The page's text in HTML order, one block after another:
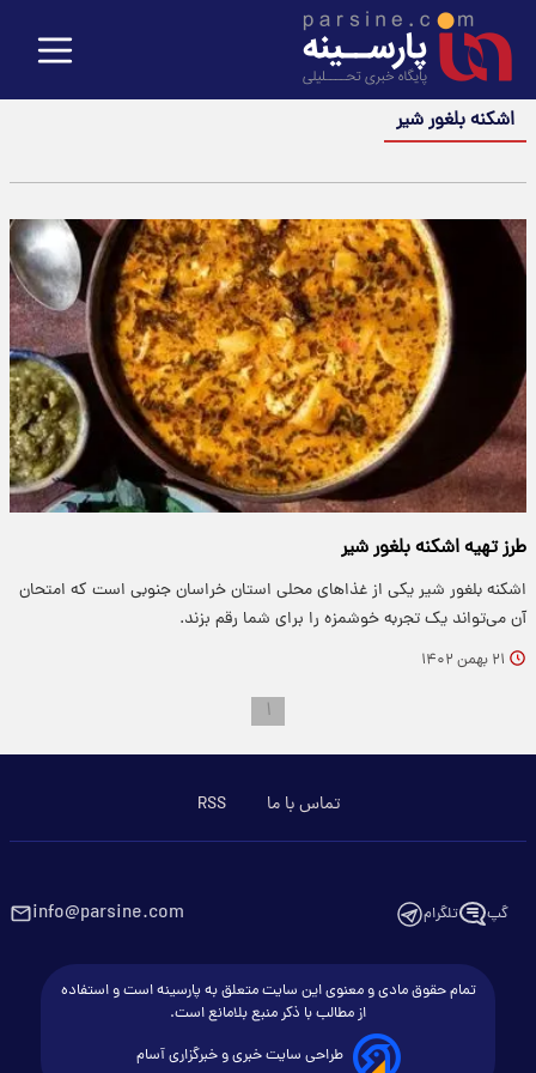
اشکنه بلغور شیر
طرز تهیه اشکنه بلغور شیر
اشکنه بلغور شیر یکی از غذاهای محلی استان خراسان جنوبی است که امتحان
آن می‌تواند یک تجربه خوشمزه را برای شما رقم بزند.
۲۱ بهمن ۱۴۰۲
۱
تماس با ما RSS
گپ تلگرام info@parsine.com
تمام حقوق مادی و معنوی این سایت متعلق به پارسینه است و استفاده
از مطالب با ذکر منبع بلامانع است.
طراحی سایت خبری و خبرگزاری آسام